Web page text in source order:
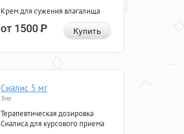
Крем для сужения влагалища
от 1500Р Купить
Сиалис 5 мг
5мг
Терапевтическая дозировка
Сиалиса для курсового приема